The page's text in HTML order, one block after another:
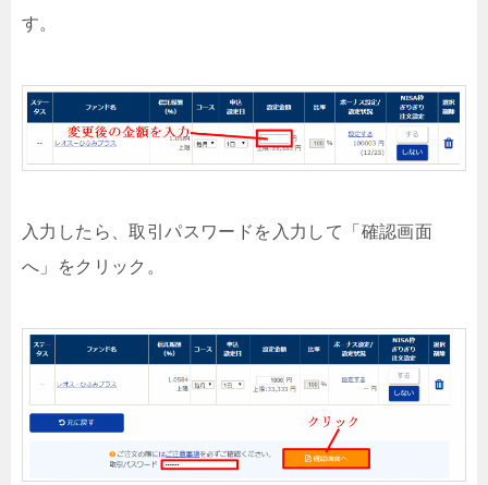
す。
入力したら、取引パスワードを入力して「確認画面
へ」をクリック。